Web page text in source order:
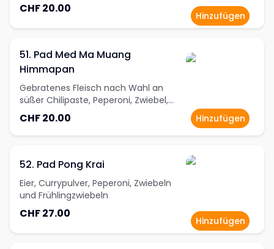
CHF 20.00
Hinzufügen
51. Pad Med Ma Muang
Himmapan
Gebratenes Fleisch nach Wahl an
süßer Chilipaste, Peperoni, Zwiebel,
Cashewnüssen und süsses Basilikum
CHF 20.00 Hinzufügen
52. Pad Pong Krai
Eier, Currypulver, Peperoni, Zwiebeln
und Frühlingzwiebeln
CHF 27.00
Hinzufügen